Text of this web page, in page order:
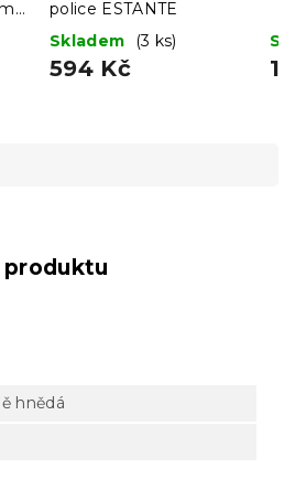
-
police ESTANTE
Skladem
(3 ks)
594 Kč 1
hnědá